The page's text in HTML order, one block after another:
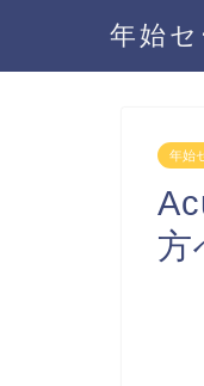
年始
年始
方